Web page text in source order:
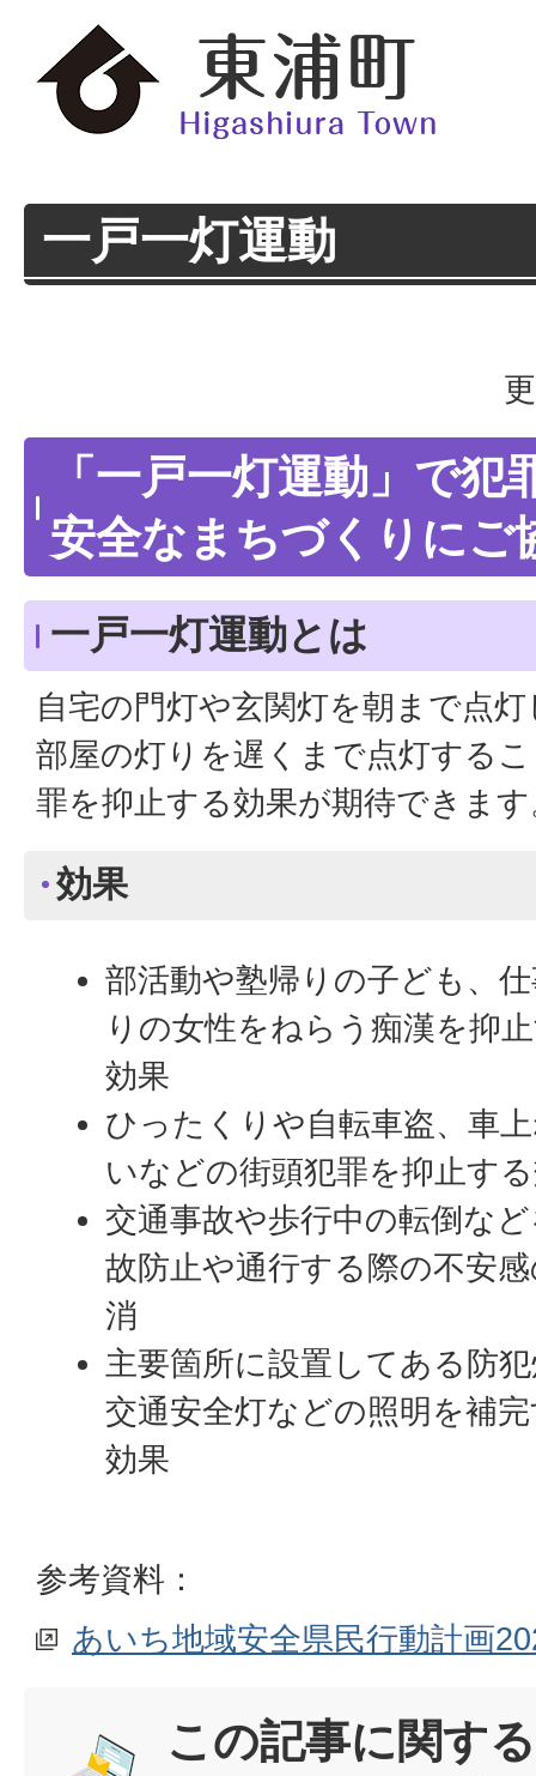
一戸一灯運動
「一戸一灯運動」で犯
安全なまちづくりにご
一戸一灯運動とは
自宅の門灯や玄関灯を朝まで点
部屋の灯りを遅くまで点灯する
罪を抑止する効果が期待できま
効果
部活動や塾帰りの子ども、
りの女性をねらう痴漢を抑
効果
ひったくりや自転車盗、車
いなどの街頭犯罪を抑止す
交通事故や歩行中の転倒な
故防止や通行する際の不安
消
主要箇所に設置してある防
交通安全灯などの照明を補
効果
参考資料：
あいち地域安全県民行動計画
この記事に関す